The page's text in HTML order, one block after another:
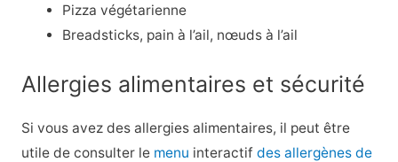
Pizza végétarienne
Breadsticks, pain à l’ail, nœuds à l’ail
Allergies alimentaires et sécurité
Si vous avez des allergies alimentaires, il peut être
utile de consulter le menu interactif des allergènes de